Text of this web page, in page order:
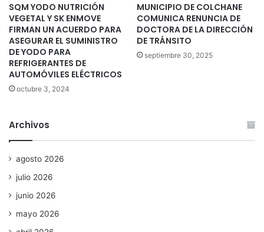
SQM YODO NUTRICIÓN
VEGETAL Y SK ENMOVE
FIRMAN UN ACUERDO PARA
ASEGURAR EL SUMINISTRO
DE YODO PARA
REFRIGERANTES DE
AUTOMÓVILES ELÉCTRICOS
octubre 3, 2024
MUNICIPIO DE COLCHANE
COMUNICA RENUNCIA DE
DOCTORA DE LA DIRECCIÓN
DE TRÁNSITO
septiembre 30, 2025
Archivos
agosto 2026
julio 2026
junio 2026
mayo 2026